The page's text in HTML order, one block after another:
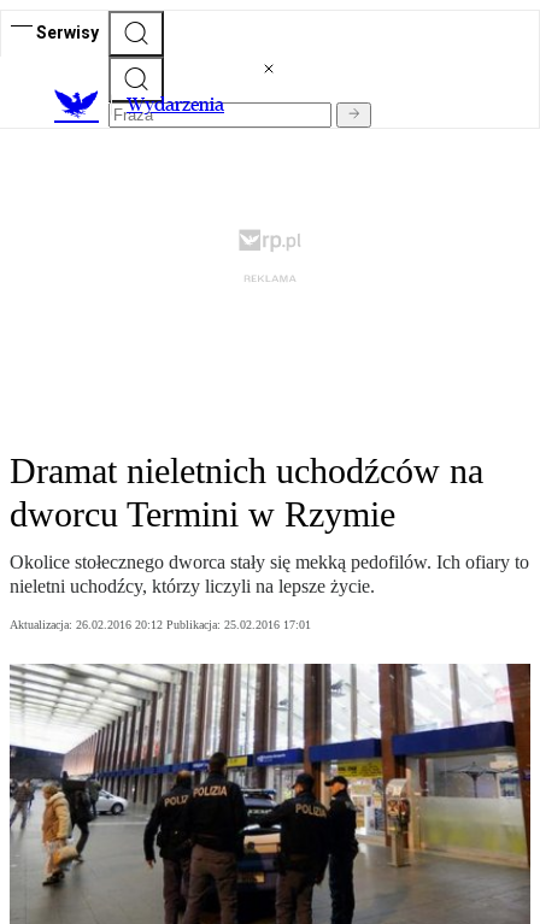
Serwisy
Wydarzenia
Dramat nieletnich uchodźców na
dworcu Termini w Rzymie
Okolice stołecznego dworca stały się mekką pedofilów. Ich ofiary to
nieletni uchodźcy, którzy liczyli na lepsze życie.
Aktualizacja: 26.02.2016 20:12 Publikacja: 25.02.2016 17:01